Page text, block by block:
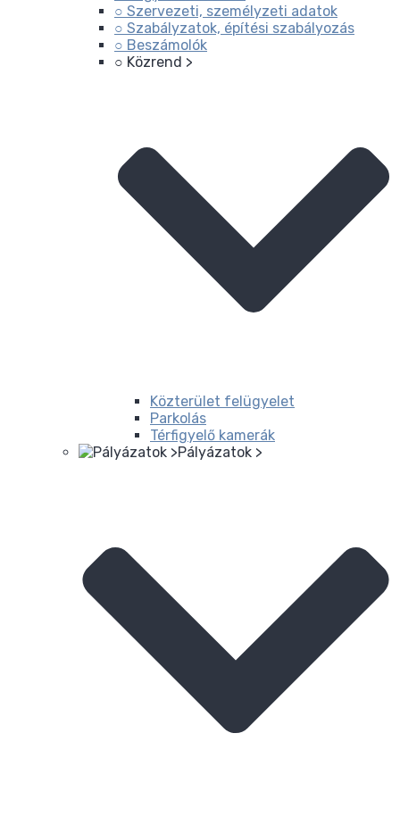
○ Szervezeti, személyzeti adatok
○ Szabályzatok, építési szabályozás
○ Beszámolók
○ Közrend >
Közterület felügyelet
Parkolás
Térfigyelő kamerák
Pályázatok >